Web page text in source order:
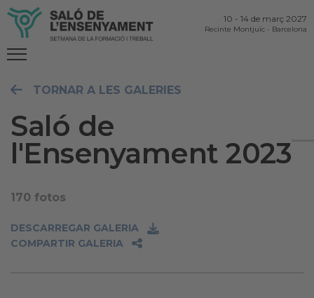
10 - 14 de març 2027
Recinte Montjuïc - Barcelona
TORNAR A LES GALERIES
Saló de
l'Ensenyament 2023
170 fotos
DESCARREGAR GALERIA
COMPARTIR GALERIA